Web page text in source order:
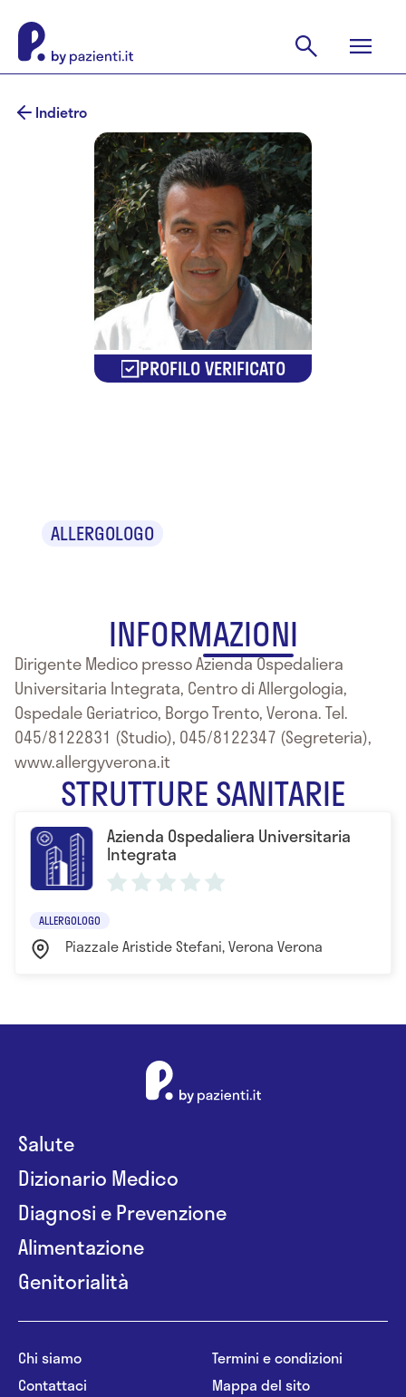
Indietro
PROFILO VERIFICATO
ALLERGOLOGO
INFORMAZIONI
Dirigente Medico presso Azienda Ospedaliera
Universitaria Integrata, Centro di Allergologia,
Ospedale Geriatrico, Borgo Trento, Verona. Tel.
045/8122831 (Studio), 045/8122347 (Segreteria),
www.allergyverona.it
STRUTTURE SANITARIE
Azienda Ospedaliera Universitaria
Integrata
ALLERGOLOGO
Piazzale Aristide Stefani, Verona Verona
Salute
Dizionario Medico
Diagnosi e Prevenzione
Alimentazione
Genitorialità
Chi siamo
Contattaci
Termini e condizioni
Mappa del sito